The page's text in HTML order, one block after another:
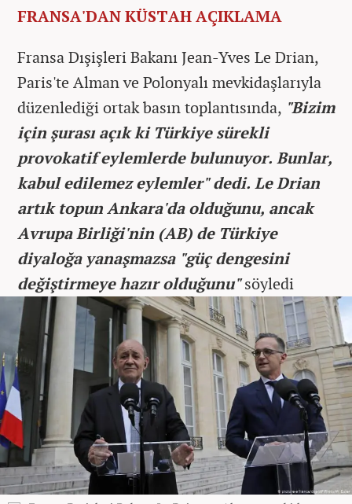
FRANSA'DAN KÜSTAH AÇIKLAMA
Fransa Dışişleri Bakanı Jean-Yves Le Drian,
Paris'te Alman ve Polonyalı mevkidaşlarıyla
düzenlediği ortak basın toplantısında, "Bizim
için şurası açık ki Türkiye sürekli
provokatif eylemlerde bulunuyor. Bunlar,
kabul edilemez eylemler" dedi. Le Drian
artık topun Ankara'da olduğunu, ancak
Avrupa Birliği'nin (AB) de Türkiye
diyaloğa yanaşmazsa "güç dengesini
değiştirmeye hazır olduğunu"söyledi